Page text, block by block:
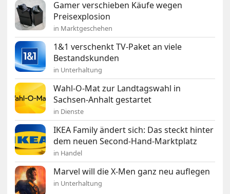
Gamer verschieben Käufe wegen
Preisexplosion
in Marktgeschehen
1&1 verschenkt TV-Paket an viele
Bestandskunden
in Unterhaltung
Wahl-O-Mat zur Landtagswahl in
Sachsen-Anhalt gestartet
in Dienste
IKEA Family ändert sich: Das steckt hinter
dem neuen Second-Hand-Marktplatz
in Handel
Marvel will die X-Men ganz neu auflegen
in Unterhaltung